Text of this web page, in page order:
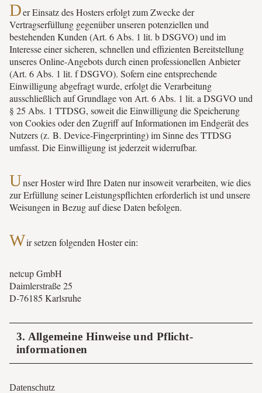
Der Einsatz des Hosters erfolgt zum Zwecke der
Vertragserfüllung gegenüber unseren potenziellen und
bestehenden Kunden (Art. 6 Abs. 1 lit. b DSGVO) und im
Interesse einer sicheren, schnellen und effizienten Bereitstellung
unseres Online-Angebots durch einen professionellen Anbieter
(Art. 6 Abs. 1 lit. f DSGVO). Sofern eine entsprechende
Einwilligung abgefragt wurde, erfolgt die Verarbeitung
ausschließlich auf Grundlage von Art. 6 Abs. 1 lit. a DSGVO und
§ 25 Abs. 1 TTDSG, soweit die Einwilligung die Speicherung
von Cookies oder den Zugriff auf Informationen im Endgerät des
Nutzers (z. B. Device-Fingerprinting) im Sinne des TTDSG
umfasst. Die Einwilligung ist jederzeit widerrufbar.
Unser Hoster wird Ihre Daten nur insoweit verarbeiten, wie dies
zur Erfüllung seiner Leistungspflichten erforderlich ist und unsere
Weisungen in Bezug auf diese Daten befolgen.
Wir setzen folgenden Hoster ein:
netcup GmbH
Daimlerstraße 25
D-76185 Karlsruhe
3. Allgemeine Hinweise und Pflicht­
informationen
Datenschutz